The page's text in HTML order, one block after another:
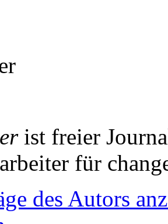
ist freier
für
des Autors